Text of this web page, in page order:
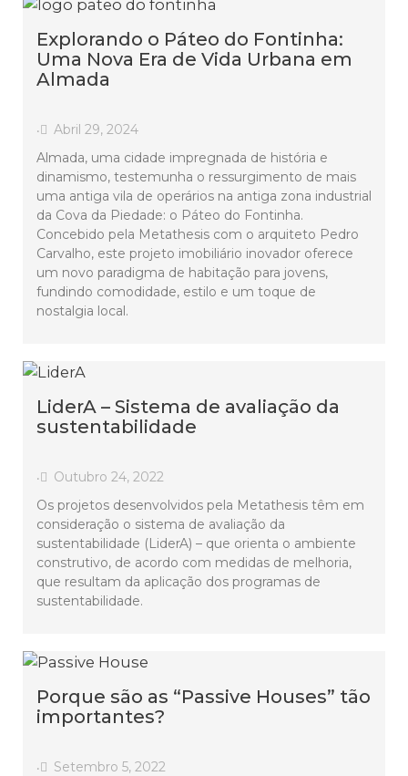
Explorando o Páteo do Fontinha:
Uma Nova Era de Vida Urbana em
Almada
•
Abril 29, 2024
Almada, uma cidade impregnada de história e
dinamismo, testemunha o ressurgimento de mais
uma antiga vila de operários na antiga zona industrial
da Cova da Piedade: o Páteo do Fontinha.
Concebido pela Metathesis com o arquiteto Pedro
Carvalho, este projeto imobiliário inovador oferece
um novo paradigma de habitação para jovens,
fundindo comodidade, estilo e um toque de
nostalgia local.
LiderA – Sistema de avaliação da
sustentabilidade
•
Outubro 24, 2022
Os projetos desenvolvidos pela Metathesis têm em
consideração o sistema de avaliação da
sustentabilidade (LiderA) – que orienta o ambiente
construtivo, de acordo com medidas de melhoria,
que resultam da aplicação dos programas de
sustentabilidade.
Porque são as “Passive Houses” tão
importantes?
•
Setembro 5, 2022